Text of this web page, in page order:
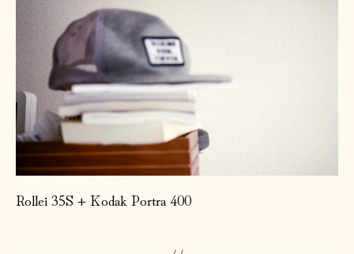
Rollei 35S + Kodak Portra 400